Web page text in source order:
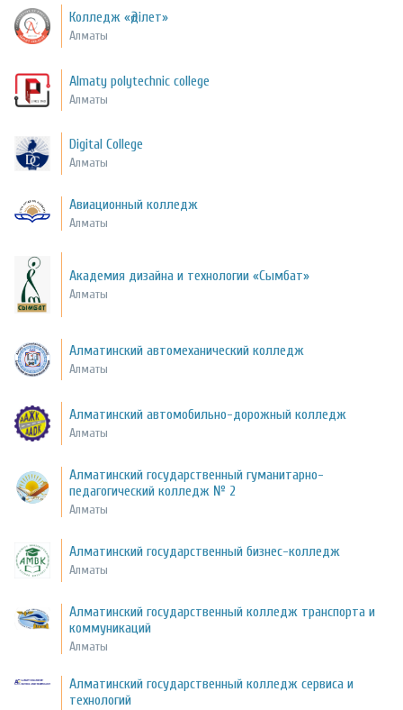
Колледж «Әділет»
Алматы
Almaty polytechnic college
Алматы
Digital College
Алматы
Авиационный колледж
Алматы
Академия дизайна и технологии «Сымбат»
Алматы
Алматинский автомеханический колледж
Алматы
Алматинский автомобильно-дорожный колледж
Алматы
Алматинский государственный гуманитарно-
педагогический колледж № 2
Алматы
Алматинский государственный бизнес-колледж
Алматы
Алматинский государственный колледж транспорта и
коммуникаций
Алматы
Алматинский государственный колледж сервиса и
технологий